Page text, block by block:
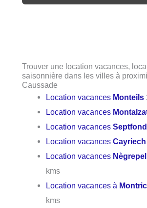
Trouver une location vacances,
saisonnière dans les villes à
Caussade
Location vacances Monteils
Location vacances
Location vacances
Location vacancesCayriech
Location vacances
kms
Location vacances à
kms